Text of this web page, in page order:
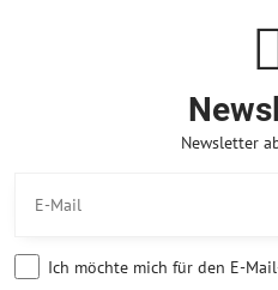
Newsletter
Ich möchte mich für den E-